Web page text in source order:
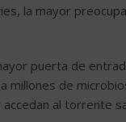
la mayor
puerta de
millones de
al torrente